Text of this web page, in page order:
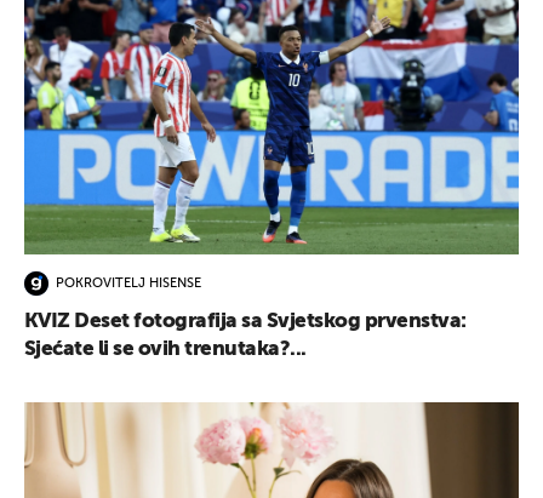
POKROVITELJ HISENSE
KVIZ Deset fotografija sa Svjetskog prvenstva:
Sjećate li se ovih trenutaka?...